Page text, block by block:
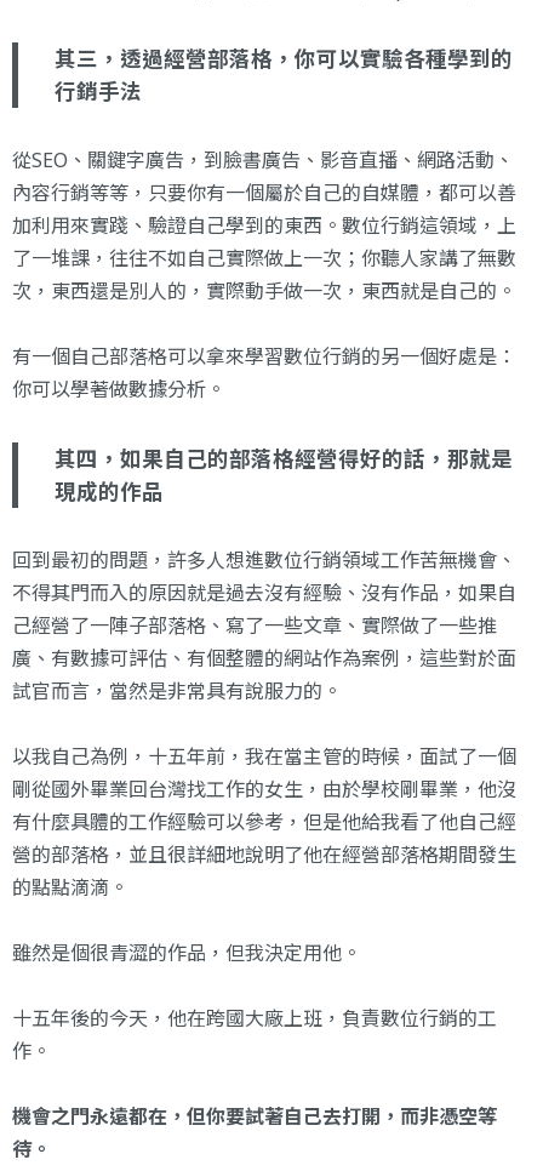
其三，透過經營部落格，你可以實驗各種學到的
行銷手法
從SEO、關鍵字廣告，到臉書廣告、影音直播、網路活動、
內容行銷等等，只要你有一個屬於自己的自媒體，都可以善
加利用來實踐、驗證自己學到的東西。數位行銷這領域，上
了一堆課，往往不如自己實際做上一次；你聽人家講了無數
次，東西還是別人的，實際動手做一次，東西就是自己的。
有一個自己部落格可以拿來學習數位行銷的另一個好處是：
你可以學著做數據分析。
其四，如果自己的部落格經營得好的話，那就是
現成的作品
回到最初的問題，許多人想進數位行銷領域工作苦無機會、
不得其門而入的原因就是過去沒有經驗、沒有作品，如果自
己經營了一陣子部落格、寫了一些文章、實際做了一些推
廣、有數據可評估、有個整體的網站作為案例，這些對於面
試官而言，當然是非常具有說服力的。
以我自己為例，十五年前，我在當主管的時候，面試了一個
剛從國外畢業回台灣找工作的女生，由於學校剛畢業，他沒
有什麼具體的工作經驗可以參考，但是他給我看了他自己經
營的部落格，並且很詳細地說明了他在經營部落格期間發生
的點點滴滴。
雖然是個很青澀的作品，但我決定用他。
十五年後的今天，他在跨國大廠上班，負責數位行銷的工
作。
機會之門永遠都在，但你要試著自己去打開，而非憑空等
待。